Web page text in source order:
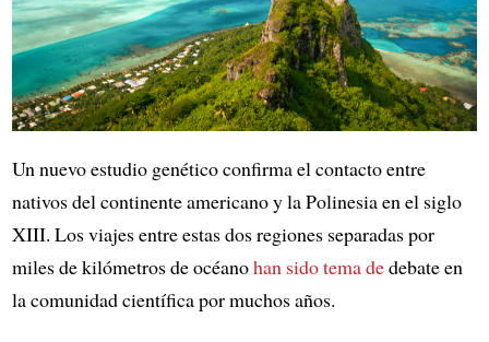
Un nuevo estudio genético confirma el contacto entre
nativos del continente americano y la Polinesia en el siglo
XIII. Los viajes entre estas dos regiones separadas por
miles de kilómetros de océanohan sido tema dedebate en
la comunidad científica por muchos años.